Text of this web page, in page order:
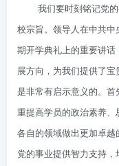
我们要时刻铭记党
校宗旨。领导人在中共
期开学典礼上的重要讲
展方向，为我们提供了
是非常有启示意义的。
重提高学员的政治素养
各自的领域做出更加卓
党的事业提供智力支持，